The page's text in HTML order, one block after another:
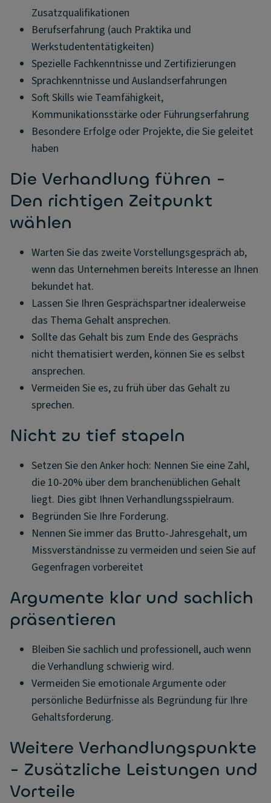
Zusatzqualifikationen
Berufserfahrung (auch Praktika und
Werkstudententätigkeiten)
Spezielle Fachkenntnisse und Zertifizierungen
Sprachkenntnisse und Auslandserfahrungen
Soft Skills wie Teamfähigkeit,
Kommunikationsstärke oder Führungserfahrung
Besondere Erfolge oder Projekte, die Sie geleitet
haben
Die Verhandlung führen -
Den richtigen Zeitpunkt
wählen
Warten Sie das zweite Vorstellungsgespräch ab,
wenn das Unternehmen bereits Interesse an Ihnen
bekundet hat.
Lassen Sie Ihren Gesprächspartner idealerweise
das Thema Gehalt ansprechen.
Sollte das Gehalt bis zum Ende des Gesprächs
nicht thematisiert werden, können Sie es selbst
ansprechen.
Vermeiden Sie es, zu früh über das Gehalt zu
sprechen.
Nicht zu tief stapeln
Setzen Sie den Anker hoch: Nennen Sie eine Zahl,
die 10-20% über dem branchenüblichen Gehalt
liegt. Dies gibt Ihnen Verhandlungsspielraum.
Begründen Sie Ihre Forderung.
Nennen Sie immer das Brutto-Jahresgehalt, um
Missverständnisse zu vermeiden und seien Sie auf
Gegenfragen vorbereitet
Argumente klar und sachlich
präsentieren
Bleiben Sie sachlich und professionell, auch wenn
die Verhandlung schwierig wird.
Vermeiden Sie emotionale Argumente oder
persönliche Bedürfnisse als Begründung für Ihre
Gehaltsforderung.
Weitere Verhandlungspunkte
- Zusätzliche Leistungen und
Vorteile